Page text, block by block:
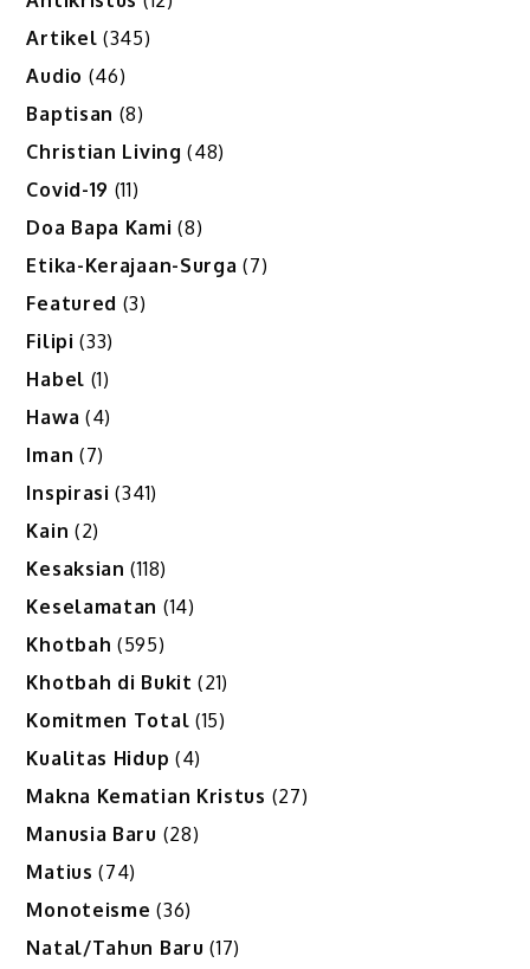
Artikel (345)
Audio (46)
Baptisan (8)
Christian Living (48)
Covid-19 (11)
Doa Bapa Kami (8)
Etika-Kerajaan-Surga (7)
Featured (3)
Filipi (33)
Habel (1)
Hawa (4)
Iman (7)
Inspirasi (341)
Kain (2)
Kesaksian (118)
Keselamatan (14)
Khotbah (595)
Khotbah di Bukit (21)
Komitmen Total (15)
Kualitas Hidup (4)
Makna Kematian Kristus (27)
Manusia Baru (28)
Matius (74)
Monoteisme (36)
Natal/Tahun Baru (17)